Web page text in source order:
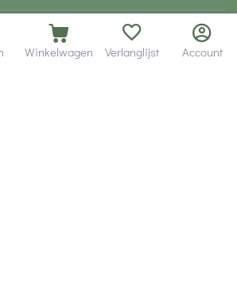
Winkelwagen Verlanglijst Account